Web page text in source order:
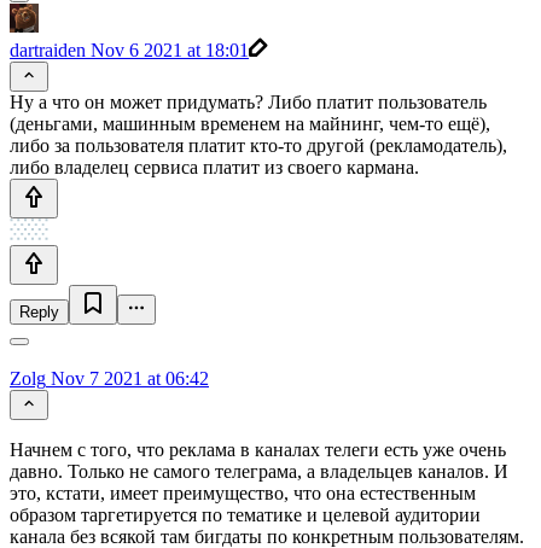
dartraiden Nov 6 2021 at 18:01
Ну а что он может придумать? Либо платит пользователь
(деньгами, машинным временем на майнинг, чем-то ещё),
либо за пользователя платит кто-то другой (рекламодатель),
либо владелец сервиса платит из своего кармана.
Reply
Zolg Nov 7 2021 at 06:42
Начнем с того, что реклама в каналах телеги есть уже очень
давно. Только не самого телеграма, а владельцев каналов. И
это, кстати, имеет преимущество, что она естественным
образом таргетируется по тематике и целевой аудитории
канала без всякой там бигдаты по конкретным пользователям.